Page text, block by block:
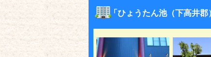
「ひょうたん池（下高井